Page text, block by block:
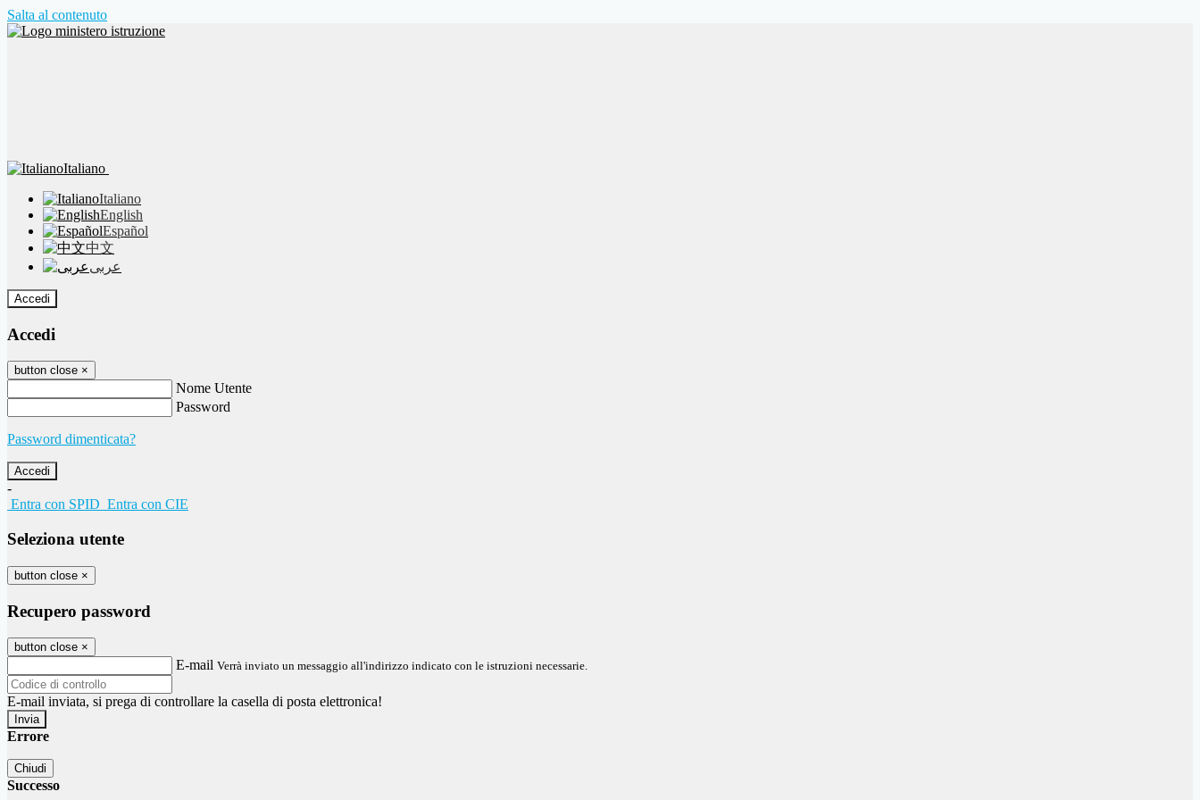
Salta al contenuto
Italiano
Italiano
English
Español
中文
عربى
Accedi
Accedi
button close ×
Nome Utente
Password
Password dimenticata?
-
Entra con SPID Entra con CIE
Seleziona utente
button close ×
Recupero password
button close ×
E-mail Verrà inviato un messaggio all'indirizzo indicato con le istruzioni necessarie.
E-mail inviata, si prega di controllare la casella di posta elettronica!
Errore
Chiudi
Successo